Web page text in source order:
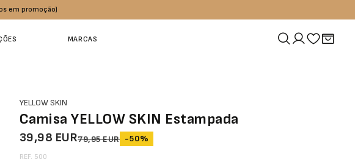
em promoção)
MARCAS
YELLOW SKIN
Camisa YELLOW SKIN Estampada
39,98 EUR79,95 EUR -50%
REF. 500